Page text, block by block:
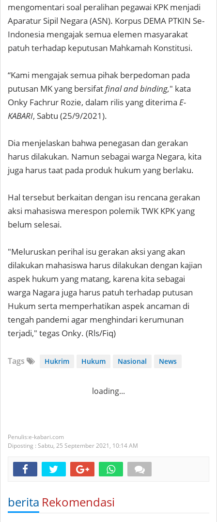
mengomentari soal peralihan pegawai KPK menjadi
Aparatur Sipil Negara (ASN). Korpus DEMA PTKIN Se-
Indonesia mengajak semua elemen masyarakat
patuh terhadap keputusan Mahkamah Konstitusi.
“Kami mengajak semua pihak berpedoman pada
putusan MK yang bersifatfinal and binding," kata
Onky Fachrur Rozie, dalam rilis yang diterima E-
KABARI, Sabtu (25/9/2021).
Dia menjelaskan bahwa penegasan dan gerakan
harus dilakukan. Namun sebagai warga Negara, kita
juga harus taat pada produk hukum yang berlaku.
Hal tersebut berkaitan dengan isu rencana gerakan
aksi mahasiswa merespon polemik TWK KPK yang
belum selesai.
"Meluruskan perihal isu gerakan aksi yang akan
dilakukan mahasiswa harus dilakukan dengan kajian
aspek hukum yang matang, karena kita sebagai
warga Nagara juga harus patuh terhadap putusan
Hukum serta memperhatikan aspek ancaman di
tengah pandemi agar menghindari kerumunan
terjadi," tegas Onky. (Rls/Fiq)
Tags Hukrim Hukum Nasional News
loading...
e-kabari.com
Diposting : Sabtu, 25 September 2021, 10:14 AM
berita Rekomendasi